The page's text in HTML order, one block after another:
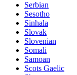
Serbian
Sesotho
Sinhala
Slovak
Slovenian
Somali
Samoan
Scots Gaelic